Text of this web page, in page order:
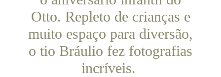
Otto. Repleto de crianças e
muito espaço para diversão,
o tio Bráulio fez fotografias
incríveis.